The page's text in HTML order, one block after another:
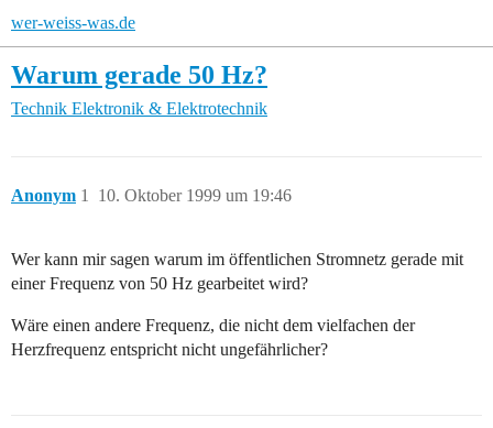
wer-weiss-was.de
Warum gerade 50 Hz?
Technik Elektronik & Elektrotechnik
Anonym 10. Oktober 1999 um 19:46
1
Wer kann mir sagen warum im öffentlichen Stromnetz gerade mit
einer Frequenz von 50 Hz gearbeitet wird?
Wäre einen andere Frequenz, die nicht dem vielfachen der
Herzfrequenz entspricht nicht ungefährlicher?